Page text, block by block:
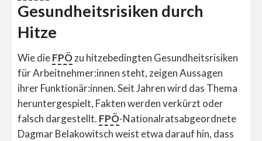
Gesundheitsrisiken durch
Hitze
Wie dieFPÖzu hitzebedingten Gesundheitsrisiken
für Arbeitnehmer:innen steht, zeigen Aussagen
ihrer Funktionär:innen. Seit Jahren wird das Thema
heruntergespielt, Fakten werden verkürzt oder
falsch dargestellt. FPÖ-Nationalratsabgeordnete
Dagmar Belakowitsch weist etwa darauf hin, dass